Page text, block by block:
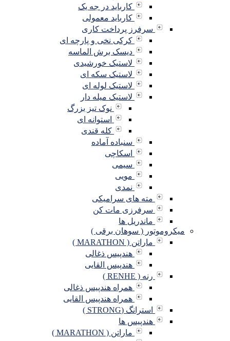
کارباید در جه یک
کارباید معمولی
سرفرز پرداخت کاری
کرکی نخی و پارچه ای
دیسک برش الماسه
لاستیک خورشیدی
لاستیک سکه ای
لاستیک لوله ای
لاستیک میله دار
نوک تیز بزرگ
استوانه ای
کله قندی
سنباده آماده
اسکاچی
سیمی
مویی
نمدی
مته های سرامیکی
سرفرزی مات کن
ماندریل ها
میکروموتور ( سوهان برقی )
ماراتن ( MARATHON )
هندپیس ذغالی
هندپیس القایی
رنه ( RENHE )
همراه هندپیس ذغالی
همراه هندپیس القایی
استرانگ (STRONG )
هندپیس ها
ماراتن ( MARATHON )